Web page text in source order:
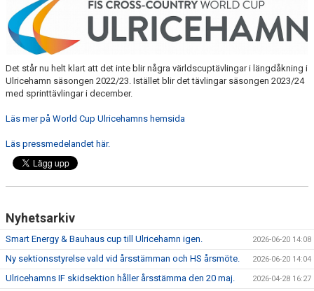
ARRANGEMANG
KALENDER
MEDLEMSKAP
MEDLEMSSKAP
NYHETER
Det står nu helt klart att det inte blir några världscuptävlingar i längdåkning i
Ulricehamn säsongen 2022/23. Istället blir det tävlingar säsongen 2023/24
med sprinttävlingar i december.
Läs mer på World Cup Ulricehamns hemsida
Läs pressmedelandet här.
Nyhetsarkiv
Smart Energy & Bauhaus cup till Ulricehamn igen. 2026-06-20 14:08
Ny sektionsstyrelse vald vid årsstämman och HS årsmöte. 2026-06-20 14:04
Ulricehamns IF skidsektion håller årsstämma den 20 maj. 2026-04-28 16:27